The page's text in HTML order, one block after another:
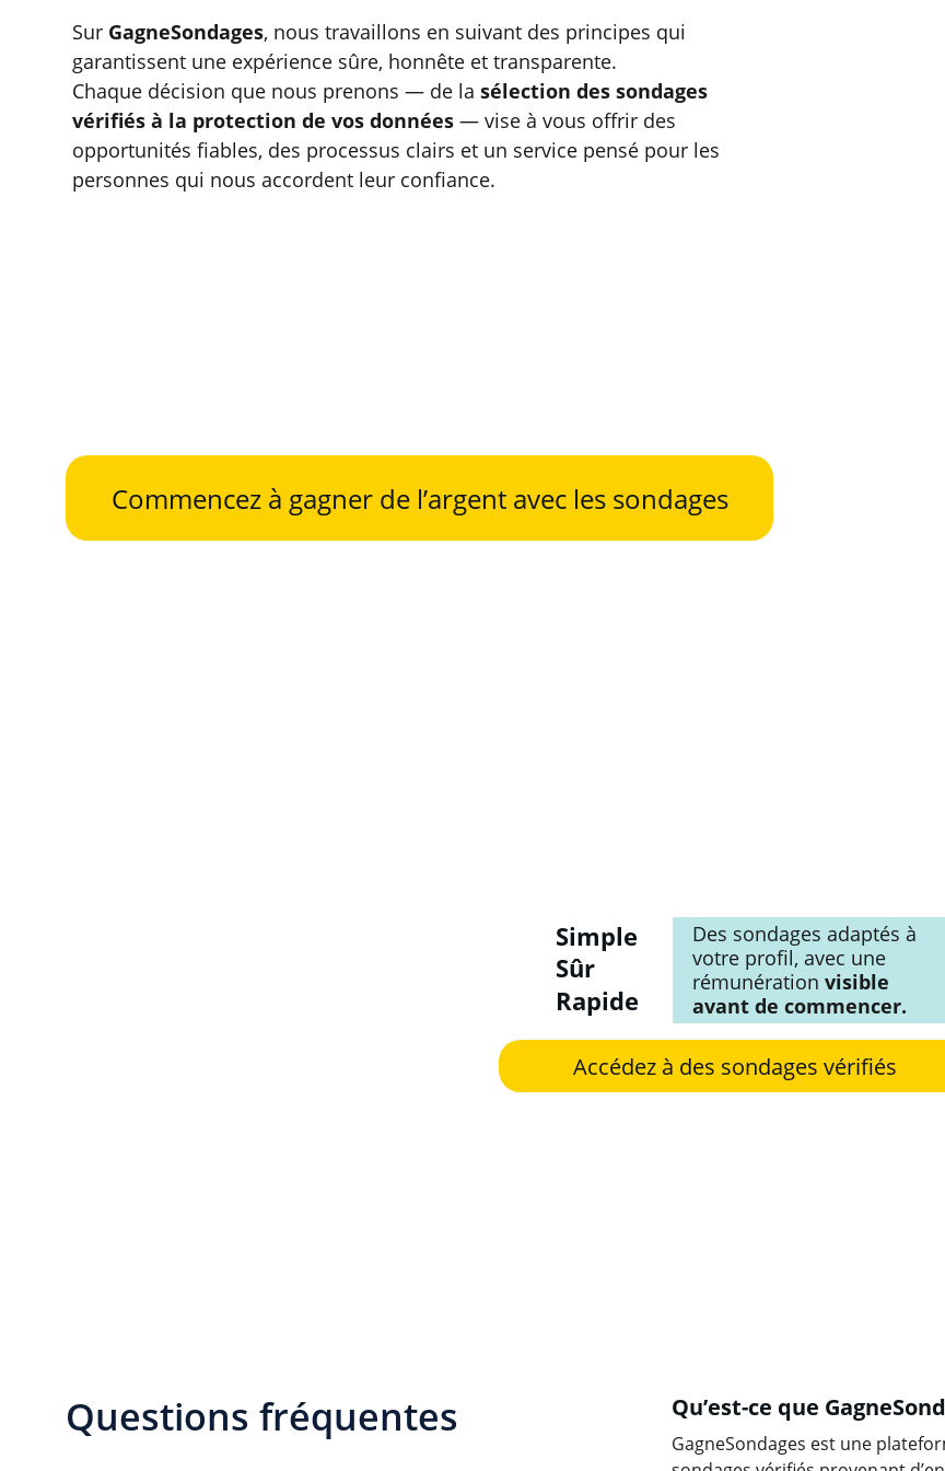
Sur GagneSondages, nous travaillons en suivant des principes qui
garantissent une expérience sûre, honnête et transparente.
Chaque décision que nous prenons — de la sélection des sondages
vérifiés à la protection de vos données — vise à vous offrir des
opportunités fiables, des processus clairs et un service pensé pour les
personnes qui nous accordent leur confiance.
Commencez à gagner de l’argent avec les sondages
Accédez à des sondages vérifiés
Simple
Sûr
Rapide
Des sondages adaptés à
votre profil, avec une
rémunération visible
avant de commencer.
Questions fréquentes Qu’est-ce que
GagneSondages est une